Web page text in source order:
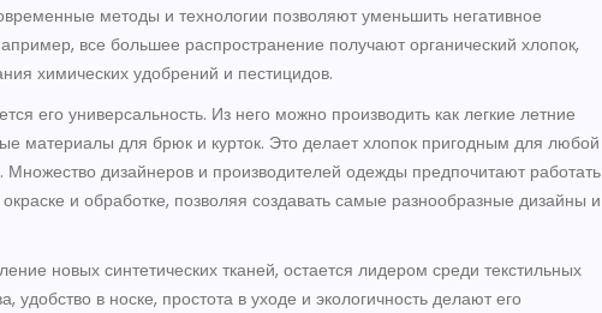
методы и технологии позволяют уменьшить негативное
все большее распространение получают органический хлопок,
химических удобрений и пестицидов.
его универсальность. Из него можно производить как легкие летние
материалы для брюк и курток. Это делает хлопок пригодным для любой
дизайнеров и производителей одежды предпочитают работать
и обработке, позволяя создавать самые разнообразные дизайны и
новых синтетических тканей, остается лидером среди текстильных
удобство в носке, простота в уходе и экологичность делают его